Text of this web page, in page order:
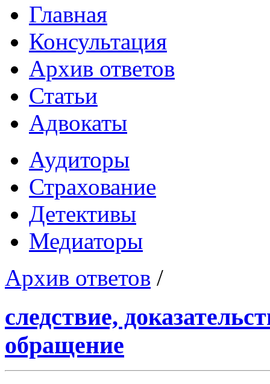
Главная
Консультация
Архив ответов
Статьи
Адвокаты
Аудиторы
Страхование
Детективы
Медиаторы
Архив ответов /
следствие,
обращение